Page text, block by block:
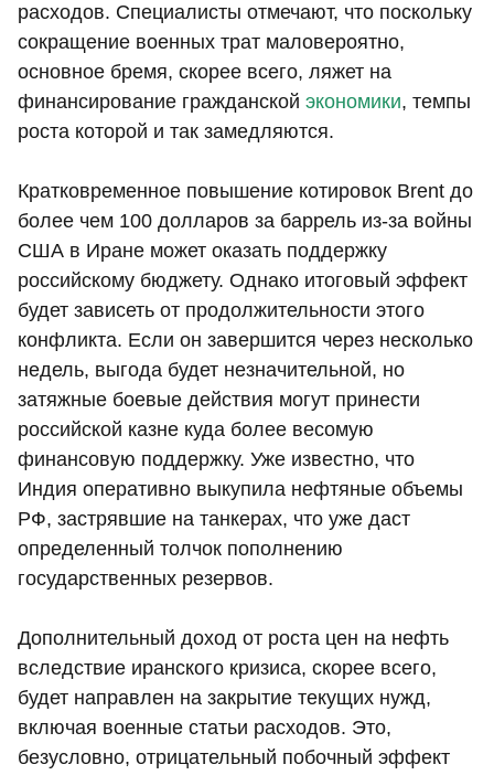
расходов. Специалисты отмечают, что поскольку
сокращение военных трат маловероятно,
основное бремя, скорее всего, ляжет на
финансирование гражданской экономики, темпы
роста которой и так замедляются.
Кратковременное повышение котировок Brent до
более чем 100 долларов за баррель из-за войны
США в Иране может оказать поддержку
российскому бюджету. Однако итоговый эффект
будет зависеть от продолжительности этого
конфликта. Если он завершится через несколько
недель, выгода будет незначительной, но
затяжные боевые действия могут принести
российской казне куда более весомую
финансовую поддержку. Уже известно, что
Индия оперативно выкупила нефтяные объемы
РФ, застрявшие на танкерах, что уже даст
определенный толчок пополнению
государственных резервов.
Дополнительный доход от роста цен на нефть
вследствие иранского кризиса, скорее всего,
будет направлен на закрытие текущих нужд,
включая военные статьи расходов. Это,
безусловно, отрицательный побочный эффект